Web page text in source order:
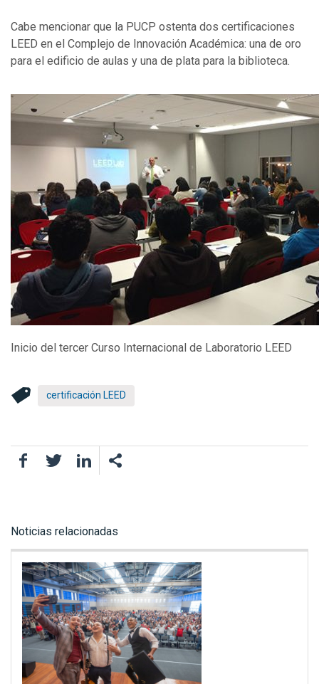
Cabe mencionar que la PUCP ostenta dos certificaciones
LEED en el Complejo de Innovación Académica: una de oro
para el edificio de aulas y una de plata para la biblioteca.
Inicio del tercer Curso Internacional de Laboratorio LEED
certificación LEED
FacebookTwitterLinkedIn
Noticias relacionadas